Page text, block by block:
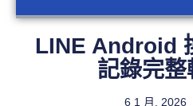
LINE Android
記錄完
6 1 月, 2026